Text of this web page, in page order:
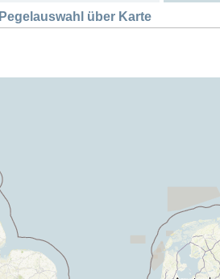
Pegelauswahl über Karte